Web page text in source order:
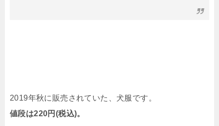
2019年秋に販売されていた、犬服です。
値段は220円(税込)。